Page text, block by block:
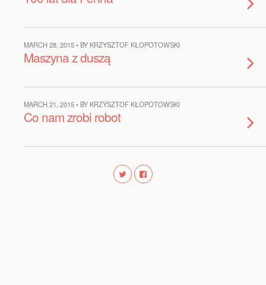
MARCH 28, 2015 • BY KRZYSZTOF KŁOPOTOWSKI
Maszyna z duszą
MARCH 21, 2015 • BY KRZYSZTOF KŁOPOTOWSKI
Co nam zrobi robot